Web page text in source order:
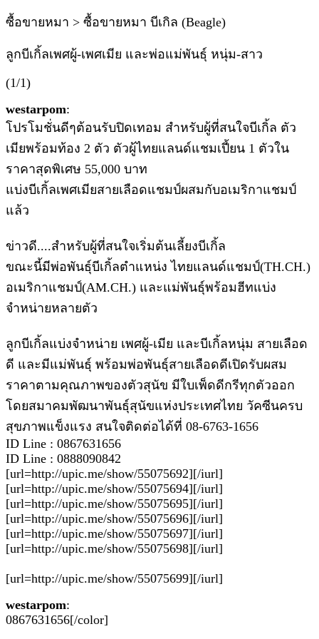
ซื้อขายหมา > ซื้อขายหมา บีเกิล (Beagle)
ลูกบีเกิ้ลเพศผู้-เพศเมีย และพ่อแม่พันธุ์ หนุ่ม-สาว
(1/1)
westarpom:
โปรโมชั่นดีๆต้อนรับปิดเทอม สำหรับผู้ที่สนใจบีเกิ้ล ตัว
เมียพร้อมท้อง 2 ตัว ตัวผู้ไทยแลนด์แชมเปี้ยน 1 ตัวใน
ราคาสุดพิเศษ 55,000 บาท
แบ่งบีเกิ้ลเพศเมียสายเลือดแชมป์ผสมกับอเมริกาแชมป์
แล้ว
ข่าวดี....สำหรับผู้ที่สนใจเริ่มต้นเลี้ยงบีเกิ้ล
ขณะนี้มีพ่อพันธุ์บีเกิ้ลตำแหน่ง ไทยแลนด์แชมป์(TH.CH.)
อเมริกาแชมป์(AM.CH.) และแม่พันธุ์พร้อมฮีทแบ่ง
จำหน่ายหลายตัว
ลูกบีเกิ้ลแบ่งจำหน่าย เพศผู้-เมีย และบีเกิ้ลหนุ่ม สายเลือด
ดี และมีแม่พันธุ์ พร้อมพ่อพันธุ์สายเลือดดีเปิดรับผสม
ราคาตามคุณภาพของตัวสุนัข มีใบเพ็ดดีกรีทุกตัวออก
โดยสมาคมพัฒนาพันธุ์สุนัขแห่งประเทศไทย วัคซีนครบ
สุขภาพแข็งแรง สนใจติดต่อได้ที่ 08-6763-1656
ID Line : 0867631656
ID Line : 0888090842
[url=http://upic.me/show/55075692][/iurl]
[url=http://upic.me/show/55075694][/iurl]
[url=http://upic.me/show/55075695][/iurl]
[url=http://upic.me/show/55075696][/iurl]
[url=http://upic.me/show/55075697][/iurl]
[url=http://upic.me/show/55075698][/iurl]
[url=http://upic.me/show/55075699][/iurl]
westarpom:
0867631656[/color]